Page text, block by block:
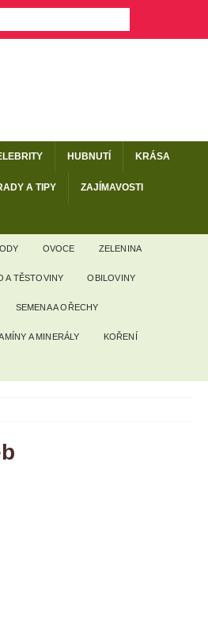
HUBNUTÍ KRÁSA
A TIPY ZAJÍMAVOSTI
OVOCE ZELENINA
A TĚSTOVINY OBILOVINY
SEMENA A OŘECHY
A MINERÁLY KOŘENÍ